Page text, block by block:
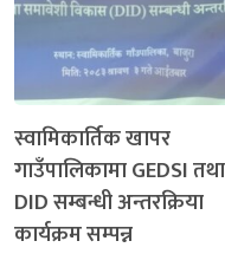
स्वामिकार्तिक खापर
गाउँपालिकामा GEDSI तथा
DID सम्बन्धी अन्तरक्रिया
कार्यक्रम सम्पन्न